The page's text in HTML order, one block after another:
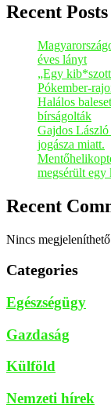
Recent Posts
éves lányt
„Egy
Pókember-
Halálos
bírságolták
Gajdos
jogásza miatt.
megsérült egy
Recent
Nincs
Categories
Egészségügy
Gazdaság
Külföld
Nemzeti hírek